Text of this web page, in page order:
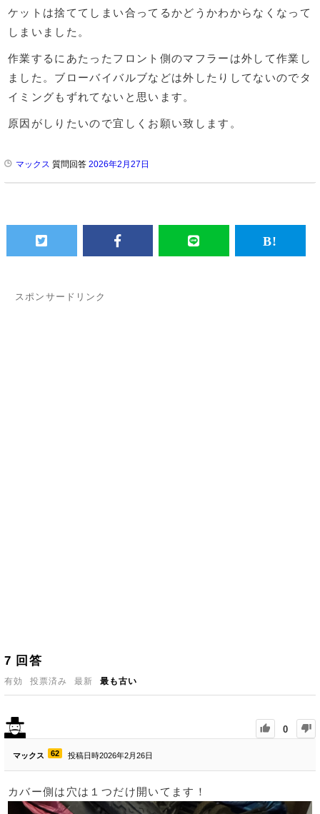
ケットは捨ててしまい合ってるかどうかわからなくなって
しまいました。
作業するにあたったフロント側のマフラーは外して作業し
ました。ブローバイバルブなどは外したりしてないのでタ
イミングもずれてないと思います。
原因がしりたいので宜しくお願い致します。
マックス 質問回答 2026年2月27日
スポンサードリンク
7 回答
有効 投票済み 最新 最も古い
0
マックス 62 投稿日時2026年2月26日
カバー側は穴は１つだけ開いてます！